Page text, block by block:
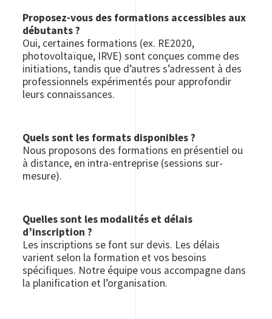
Proposez-vous des formations accessibles aux
débutants ?
Oui, certaines formations (ex. RE2020,
photovoltaïque, IRVE) sont conçues comme des
initiations, tandis que d’autres s’adressent à des
professionnels expérimentés pour approfondir
leurs connaissances.
Quels sont les formats disponibles ?
Nous proposons des formations en présentiel ou
à distance, en intra-entreprise (sessions sur-
mesure).
Quelles sont les modalités et délais
d’inscription ?
Les inscriptions se font sur devis. Les délais
varient selon la formation et vos besoins
spécifiques. Notre équipe vous accompagne dans
la planification et l’organisation.